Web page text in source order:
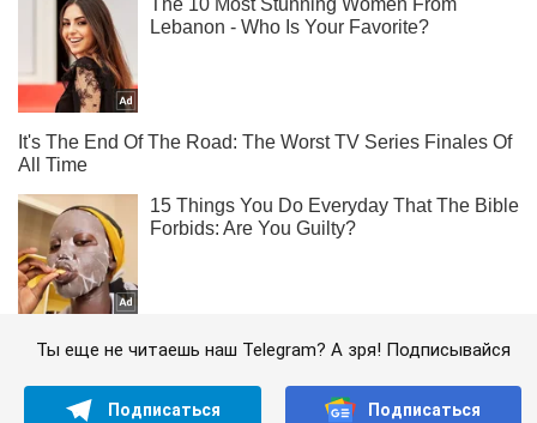
Ты еще не читаешь наш Telegram? А зря! Подписывайся
Подписаться Подписаться